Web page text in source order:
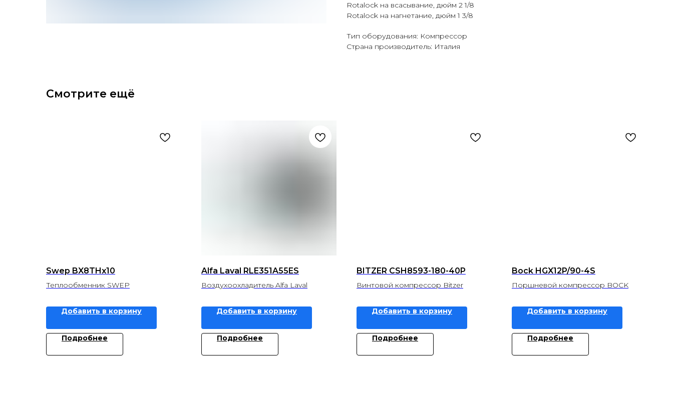
Rotalock на всасывание, дюйм 2 1/8
Rotalock на нагнетание, дюйм 1 3/8
Тип оборудования: Компрессор
Страна производитель: Италия
Смотрите ещё
Swep BX8THx10
Теплообменник SWEP
Добавить в корзину
Подробнее
Alfa Laval RLE351A55ES
Воздухоохладитель Alfa Laval
Добавить в корзину
Подробнее
BITZER CSH8593-180-40P
Винтовой компрессор Bitzer
Добавить в корзину
Подробнее
Bock HGX12P/90-4S
Поршневой компрессор BOCK
Добавить в корзину
Подробнее